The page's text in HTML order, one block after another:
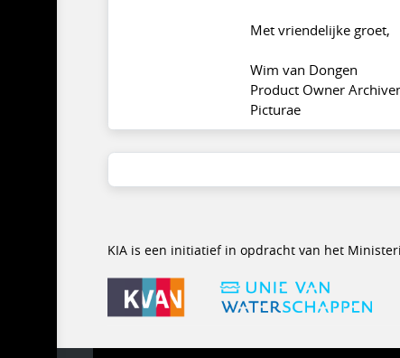
Met vriendelijke groet,
Wim van Dongen
Product Owner
Picturae
KIA is een initiatief in opdracht van het